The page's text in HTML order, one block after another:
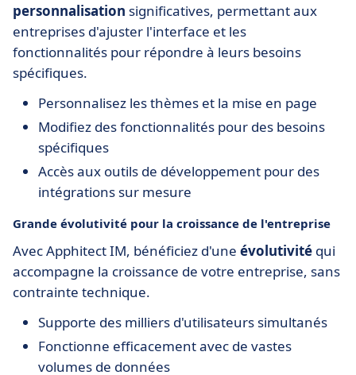
personnalisation significatives, permettant aux
entreprises d'ajuster l'interface et les
fonctionnalités pour répondre à leurs besoins
spécifiques.
Personnalisez les thèmes et la mise en page
Modifiez des fonctionnalités pour des besoins
spécifiques
Accès aux outils de développement pour des
intégrations sur mesure
Grande évolutivité pour la croissance de l'entreprise
Avec Apphitect IM, bénéficiez d'une évolutivité qui
accompagne la croissance de votre entreprise, sans
contrainte technique.
Supporte des milliers d'utilisateurs simultanés
Fonctionne efficacement avec de vastes
volumes de données